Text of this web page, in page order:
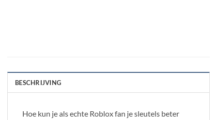
BESCHRIJVING
Hoe kun je als echte Roblox fan je sleutels beter